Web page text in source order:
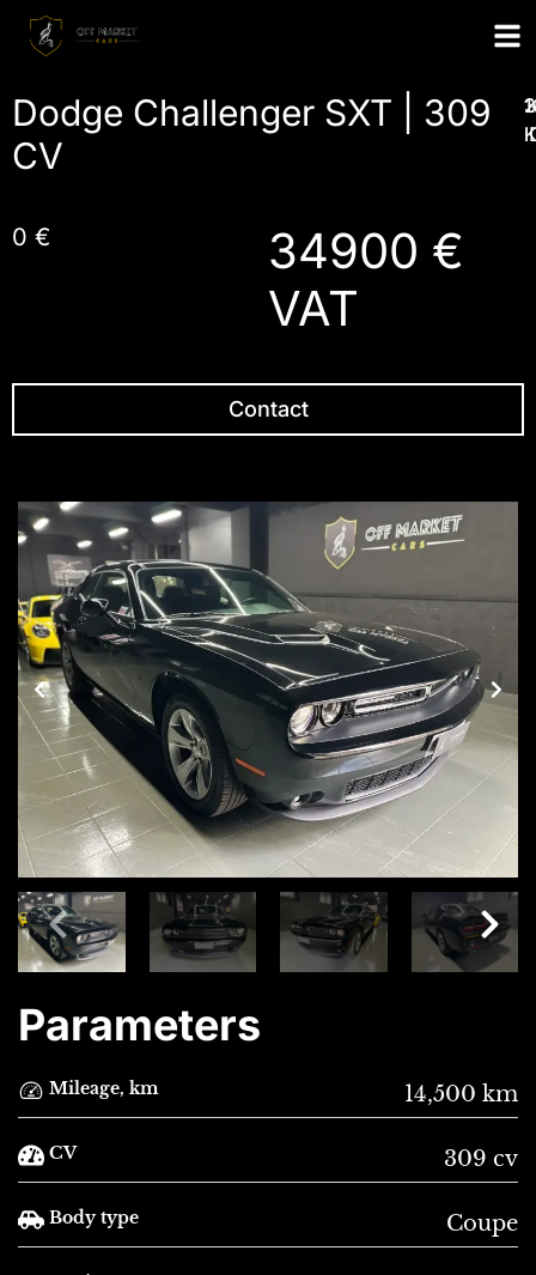
Dodge Challenger SXT | 309
CV
0 €
34900 €
VAT
Contact
Parameters
Mileage, km 14,500 km
CV 309 cv
Body type Coupe